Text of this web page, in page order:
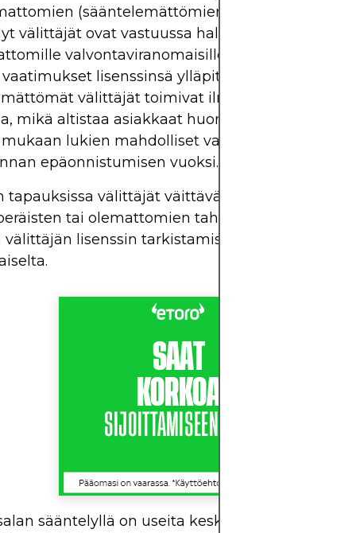
(sääntelemättömien) välittäjien välillä.
välittäjät ovat vastuussa hallitukselle tai
valvontaviranomaisille. Niiden on
lisenssinsä ylläpitämiseksi. Toisaalta
välittäjät toimivat ilman valvontaa tai
mikä altistaa asiakkaat huomattavasti
lukien mahdolliset varojen menetykset
epäonnistumisen vuoksi.
tapauksissa välittäjät väittävät olevansa
tai olemattomien tahojen toimesta.
välittäjän lisenssin tarkistamisen tärkeyttä
sääntelyllä on useita keskeisiä tarkoituksia,